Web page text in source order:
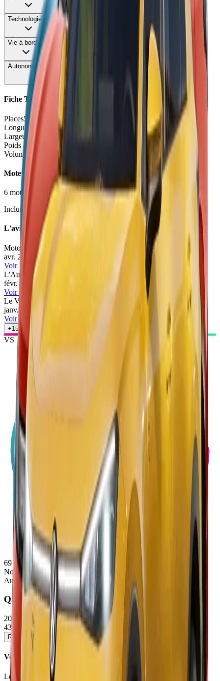
Technologie78
Vie à bord 85
Autonomie & Recharge
Fiche Technique
Places5 places
Longueur
4.54
Largeur 1.84
Poids à vide
Volume coffre
490 - 652
Moteurs et Finitions
6 motorisation s• finitions
Inclure Malus 2026
L'avis des experts
Motor1
/100
avr. 2026
•Fabio Gemelli
Voir l'article
L'Auto-Journal
févr. 2026
Voir l'article
Le Vendeur Automobiles
janv. 2026•
Voir l'article
+15 autres avis
VS
69
Note
Audi
Q3
2025/2026
43850 - 60550 €
Réserver un essai Voir la fiche détaillée →
Verdict
Le Q3 III capitalise sur les acquis de son prédécesseur avec une